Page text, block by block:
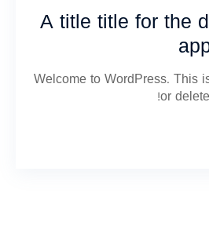
A title title for the
Welcome to WordPress. This
or